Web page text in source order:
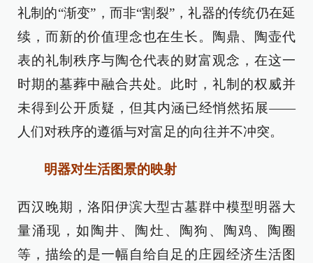
礼制的“渐变”，而非“割裂”，礼器的传统仍在延
续，而新的价值理念也在生长。陶鼎、陶壶代
表的礼制秩序与陶仓代表的财富观念，在这一
时期的墓葬中融合共处。此时，礼制的权威并
未得到公开质疑，但其内涵已经悄然拓展——
人们对秩序的遵循与对富足的向往并不冲突。
明器对生活图景的映射
西汉晚期，洛阳伊滨大型古墓群中模型明器大
量涌现，如陶井、陶灶、陶狗、陶鸡、陶圈
等，描绘的是一幅自给自足的庄园经济生活图